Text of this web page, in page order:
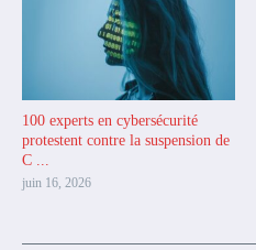
100 experts en cybersécurité
protestent contre la suspension de
C ...
juin 16, 2026